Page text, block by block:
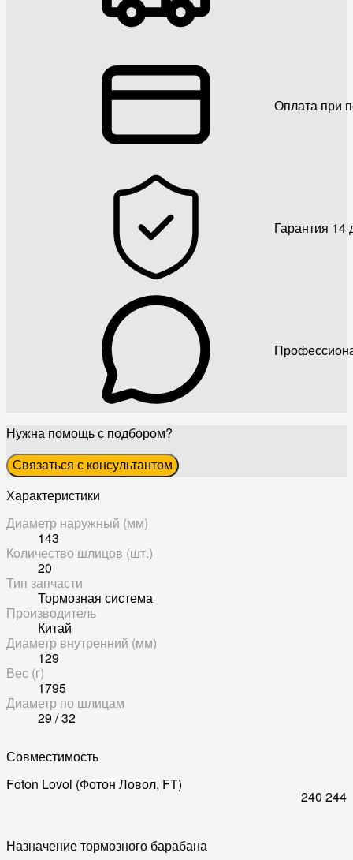
Оплата при
Гарантия 14
Нужна помощь с подбором?
Связаться с консультантом
Характеристики
Диаметр наружный (мм)
143
Количество шлицов (шт.)
20
Тип запчасти
Тормозная система
Производитель
Китай
Диаметр внутренний (мм)
129
Вес (г)
1795
Диаметр по шлицам
29 / 32
Совместимость
Foton Lovol (Фотон Ловол, FT)
240 244
Назначение тормозного барабана